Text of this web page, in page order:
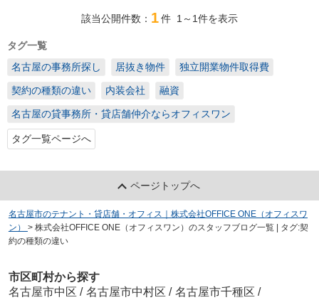
該当公開件数： 1件 1～1件を表示
タグ一覧
名古屋の事務所探し
居抜き物件 独立開業物件取得費
契約の種類の違い 内装会社 融資
名古屋の貸事務所・貸店舗仲介ならオフィスワン
タグ一覧ページへ
ページトップへ
名古屋市のテナント・貸店舗・オフィス｜株式会社OFFICE ONE（オフィスワ
ン）
> 株式会社OFFICE ONE（オフィスワン）のスタッフブログ一覧 | タグ:契
約の種類の違い
市区町村から探す
名古屋市中区 / 名古屋市中村区 / 名古屋市千種区 /